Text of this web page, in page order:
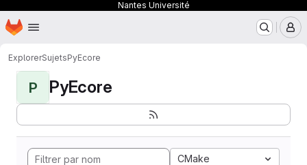
Nantes Université
Passer au contenu principal
Page d'accueil
ExplorerSujetsPyEcore
P PyEcore
CMake